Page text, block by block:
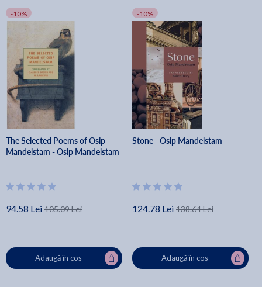
-10%
The Selected Poems of Osip
Mandelstam - Osip Mandelstam
94.58 Lei 105.09 Lei
Adaugă în coș
-10%
Stone - Osip Mandelstam
124.78 Lei 138.64 Lei
Adaugă în coș